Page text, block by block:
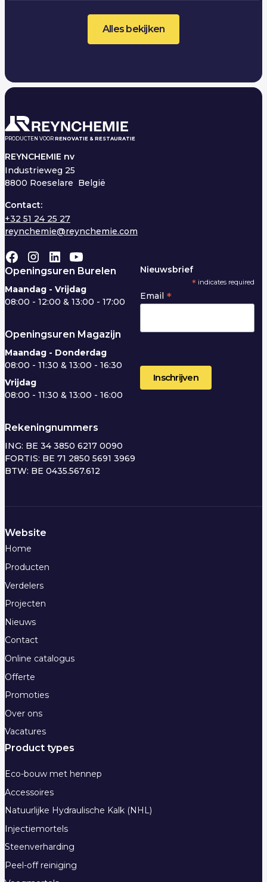
Alles bekijken
PRODUCTEN VOOR RENOVATIE & RESTAURATIE
REYNCHEMIE nv
Industrieweg 25
8800 Roeselare België
Contact:
+32 51 24 25 27
reynchemie@reynchemie.com
Openingsuren Burelen
Maandag - Vrijdag
08:00 - 12:00 & 13:00 - 17:00
Openingsuren Magazijn
Maandag - Donderdag
08:00 - 11:30 & 13:00 - 16:30
Vrijdag
08:00 - 11:30 & 13:00 - 16:00
Rekeningnummers
ING: BE 34 3850 6217 0090
FORTIS: BE 71 2850 5691 3969
BTW: BE 0435.567.612
Nieuwsbrief
* indicates required
Email *
Website
Home
Producten
Verdelers
Projecten
Nieuws
Contact
Online catalogus
Offerte
Promoties
Over ons
Vacatures
Product types
Eco-bouw met hennep
Accessoires
Natuurlijke Hydraulische Kalk (NHL)
Injectiemortels
Steenverharding
Peel-off reiniging